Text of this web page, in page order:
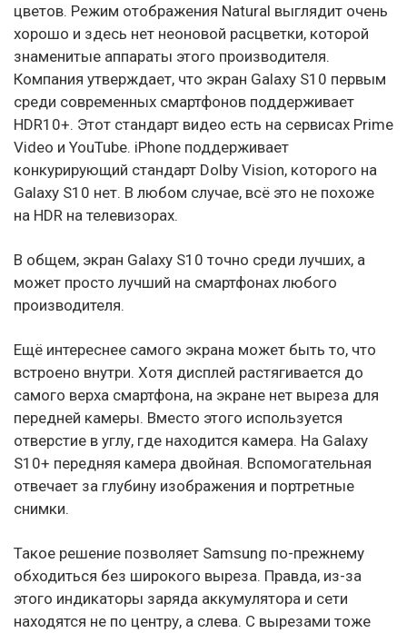
цветов. Режим отображения Natural выглядит очень
хорошо и здесь нет неоновой расцветки, которой
знаменитые аппараты этого производителя.
Компания утверждает, что экран Galaxy S10 первым
среди современных смартфонов поддерживает
HDR10+. Этот стандарт видео есть на сервисах Prime
Video и YouTube. iPhone поддерживает
конкурирующий стандарт Dolby Vision, которого на
Galaxy S10 нет. В любом случае, всё это не похоже
на HDR на телевизорах.
В общем, экран Galaxy S10 точно среди лучших, а
может просто лучший на смартфонах любого
производителя.
Ещё интереснее самого экрана может быть то, что
встроено внутри. Хотя дисплей растягивается до
самого верха смартфона, на экране нет выреза для
передней камеры. Вместо этого используется
отверстие в углу, где находится камера. На Galaxy
S10+ передняя камера двойная. Вспомогательная
отвечает за глубину изображения и портретные
снимки.
Такое решение позволяет Samsung по-прежнему
обходиться без широкого выреза. Правда, из-за
этого индикаторы заряда аккумулятора и сети
находятся не по центру, а слева. С вырезами тоже